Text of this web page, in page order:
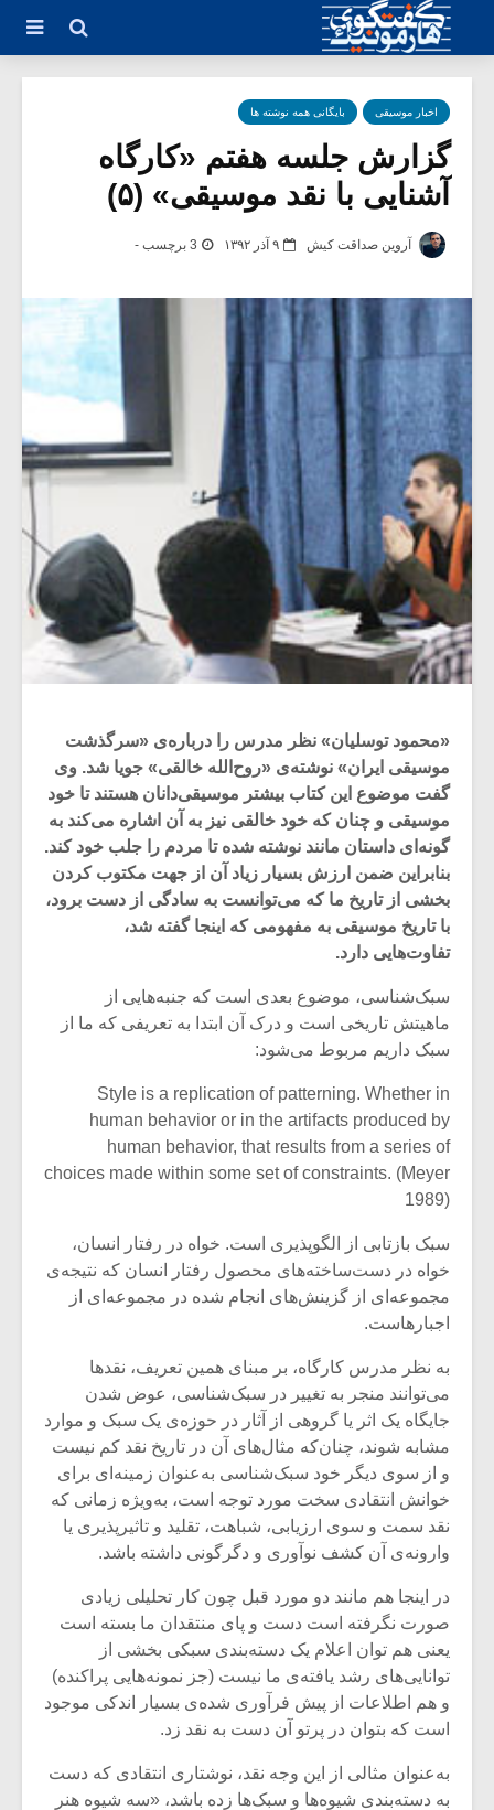
اخبار موسیقی بایگانی همه نوشته ها
گزارش جلسه هفتم «کارگاه
آشنایی با نقد موسیقی» (۵)
آروین صداقت کیش ۹ آذر ۱۳۹۲ 3 برچسب -
«محمود توسلیان» نظر مدرس را درباره‌ی «سرگذشت
موسیقی ایران» نوشته‌ی «روح‌الله خالقی» جویا شد. وی
گفت موضوع این کتاب بیشتر موسیقی‌دانان هستند تا خود
موسیقی و چنان که خود خالقی نیز به آن اشاره می‌کند به
گونه‌ای داستان مانند نوشته شده تا مردم را جلب خود کند.
بنابراین ضمن ارزش بسیار زیاد آن از جهت مکتوب کردن
بخشی از تاریخ ما که می‌توانست به سادگی از دست برود،
با تاریخ موسیقی به مفهومی که اینجا گفته شد،
تفاوت‌هایی دارد.
سبک‌شناسی، موضوع بعدی است که جنبه‌هایی از
ماهیتش تاریخی است و درک آن ابتدا به تعریفی که ما از
سبک داریم مربوط می‌شود:
Style is a replication of patterning. Whether in
human behavior or in the artifacts produced by
human behavior, that results from a series of
choices made within some set of constraints. (Meyer
1989)
سبک بازتابی از الگوپذیری است. خواه در رفتار انسان،
خواه در دست‌ساخته‌های محصول رفتار انسان که نتیجه‌ی
مجموعه‌ای از گزینش‌های انجام شده در مجموعه‌ای از
اجبارهاست.
به نظر مدرس کارگاه، بر مبنای همین تعریف، نقدها
می‌توانند منجر به تغییر در سبک‌شناسی، عوض شدن
جایگاه یک اثر یا گروهی از آثار در حوزه‌ی یک سبک و موارد
مشابه شوند، چنان‌که مثال‌های آن در تاریخ نقد کم نیست
و از سوی دیگر خود سبک‌شناسی به‌عنوان زمینه‌ای برای
خوانش انتقادی سخت مورد توجه است، به‌ویژه زمانی که
نقد سمت و سوی ارزیابی، شباهت، تقلید و تاثیرپذیری یا
وارونه‌ی آن کشف نوآوری و دگرگونی داشته باشد.
در اینجا هم مانند دو مورد قبل چون کار تحلیلی زیادی
صورت نگرفته است دست و پای منتقدان ما بسته است
یعنی هم توان اعلام یک دسته‌بندی سبکی بخشی از
توانایی‌های رشد یافته‌ی ما نیست (جز نمونه‌هایی پراکنده)
و هم اطلاعات از پیش فرآوری شده‌ی بسیار اندکی موجود
است که بتوان در پرتو آن دست به نقد زد.
به‌عنوان مثالی از این وجه نقد، نوشتاری انتقادی که دست
به دسته‌بندی شیوه‌ها و سبک‌ها زده باشد، «سه شیوه‌ هنر
یادداشتی بر موسیقی
متن فیلم «متری
شیش و نیم»
اگر نمی توانی
بدنام ترین باش
موسیقی
برگزار